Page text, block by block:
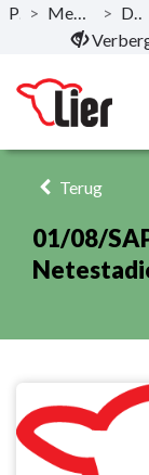
Naar hoofdinhoud
Publicaties> Meerjarenplan 2020-2025 - December 2019 > Documentatie AMJP
Terug
01/08/